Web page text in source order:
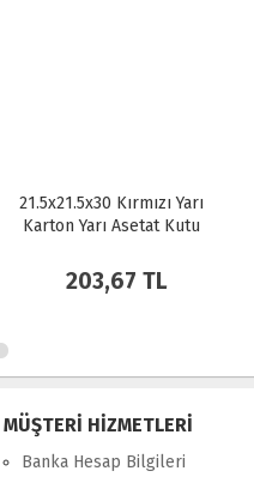
21.5x21.5x30 Kırmızı Yarı
Karton Yarı Asetat Kutu
203,67 TL
MÜŞTERİ HİZMETLERİ
Banka Hesap Bilgileri